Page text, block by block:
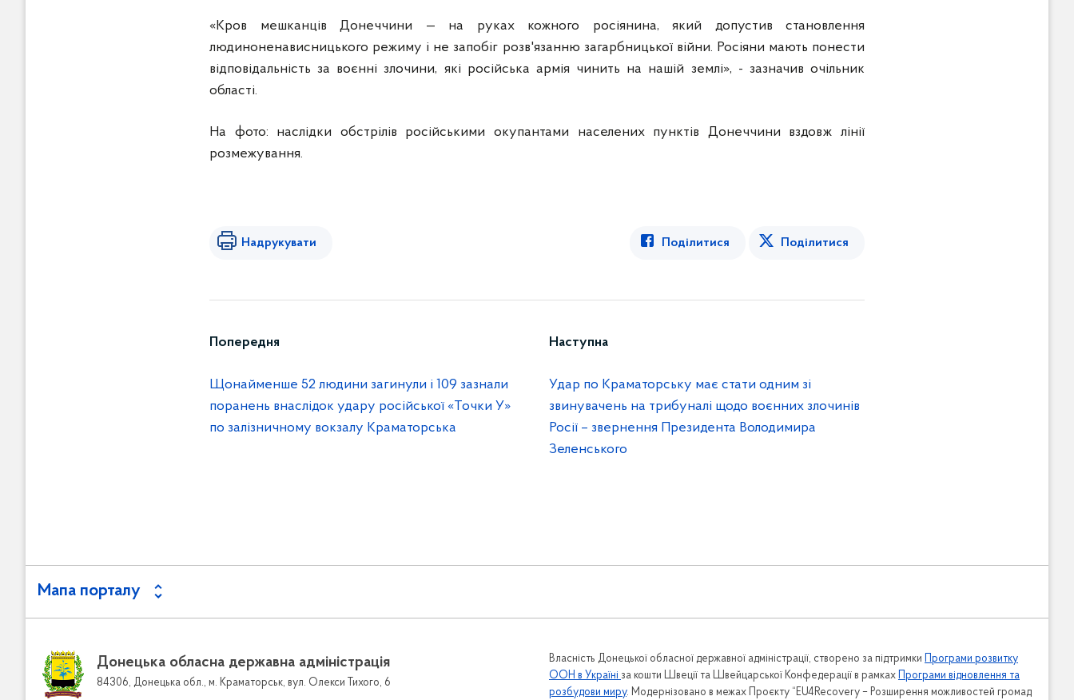
«Кров мешканців Донеччини — на руках кожного росіянина, який допустив становлення
людиноненависницького режиму і не запобіг розв'язанню загарбницької війни. Росіяни мають понести
відповідальність за воєнні злочини, які російська армія чинить на нашій землі», - зазначив очільник
області.
На фото: наслідки обстрілів російськими окупантами населених пунктів Донеччини вздовж лінії
розмежування.
Надрукувати Поділитися Поділитися
Попередня
Щонайменше 52 людини загинули і 109 зазнали
поранень внаслідок удару російської «Точки У»
по залізничному вокзалу Краматорська
Наступна
Удар по Краматорську має стати одним зі
звинувачень на трибуналі щодо воєнних злочинів
Росії – звернення Президента Володимира
Зеленського
Мапа порталу
Донецька обласна державна адміністрація
84306, Донецька обл., м. Краматорськ, вул. Олекси Тихого, 6
Власність Донецької обласної державної адміністрації, створено за підтримки Програми розвитку
ООН в Україні за кошти Швеції та Швейцарської Конфедерації в рамках Програми відновлення та
розбудови миру. Модернізовано в межах Проєкту “EU4Recovery – Розширення можливостей громад